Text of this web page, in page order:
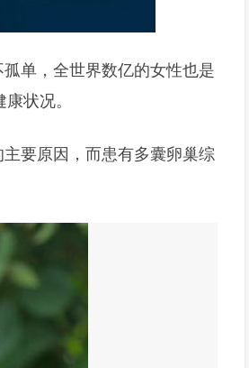
单，全世界数亿的女性也是
状况。
要原因，而患有多囊卵巢综